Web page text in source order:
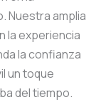
Nuestra amplia
la experiencia
la confianza
un toque
del tiempo.